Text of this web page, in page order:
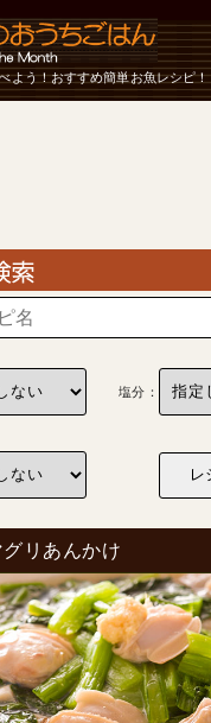
よう！おすすめ簡単お魚レシピ！
塩分：
リあんかけ